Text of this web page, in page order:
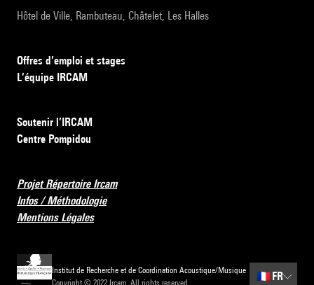
Hôtel de Ville, Rambuteau, Châtelet, Les Halles
Offres d’emploi et stages
L’équipe IRCAM
Soutenir l’IRCAM
Centre Pompidou
Projet Répertoire Ircam
Infos / Méthodologie
Mentions Légales
Institut de Recherche et de Coordination Acoustique/Musique
Copyright © 2022 Ircam. All rights reserved.
🇫🇷 FR